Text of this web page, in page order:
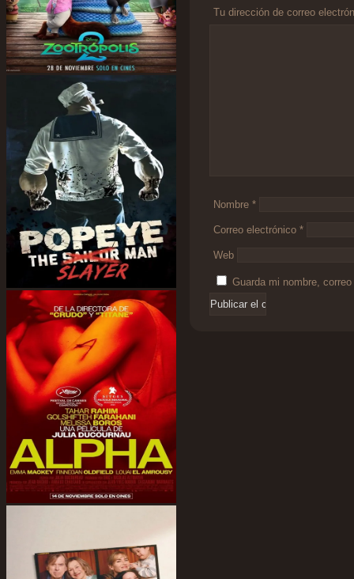
Tu dirección de correo
Nombre *
Correo electrónico *
Web
Guarda mi nombre,